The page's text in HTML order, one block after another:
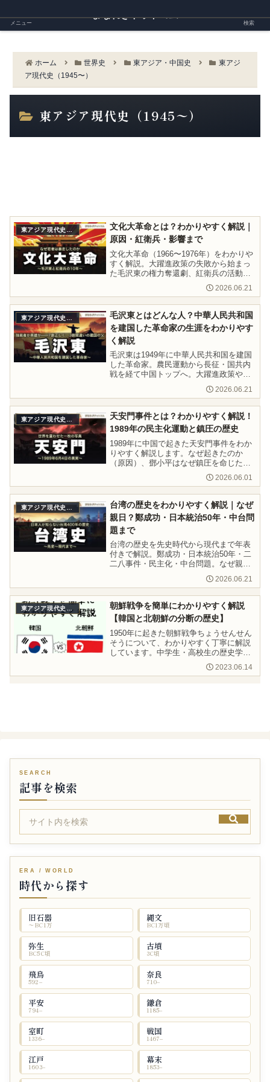
ホーム 世界史 東アジア・中国史
東アジ
ア現代史（1945〜）
東アジア現代史（1945〜）
文化大革命とは？わかりやすく解説｜
原因・紅衛兵・影響まで
文化大革命（1966〜1976年）をわかりや
すく解説。大躍進政策の失敗から始まっ
た毛沢東の権力奪還劇、紅衛兵の活動、
四人組の逮捕まで、高校世界史で出るポ
イントを押さえて解説します。2026.06.21
毛沢東とはどんな人？中華人民共和国
を建国した革命家の生涯をわかりやす
く解説
毛沢東は1949年に中華人民共和国を建国
した革命家。農民運動から長征・国共内
戦を経て中国トップへ。大躍進政策や文
化大革命の実態と「功績7割・過ち3割」
という複雑な評価をわかりやすく解説し
2026.06.21
天安門事件とは？わかりやすく解説！
1989年の民主化運動と鎮圧の歴史
1989年に中国で起きた天安門事件をわか
りやすく解説します。なぜ起きたのか
（原因）、鄧小平はなぜ鎮圧を命じたの
か、死者数の真相、タンクマンの物語ま
で、高校世界史・共通テスト対応で丁寧
2026.06.01
台湾の歴史をわかりやすく解説｜なぜ
親日？鄭成功・日本統治50年・中台問
題まで
台湾の歴史を先史時代から現代まで年表
付きで解説。鄭成功・日本統治50年・二
二八事件・民主化・中台問題。なぜ親日
なのかも詳しく説明します。
2026.06.21
東アジア現代史（1945〜）
朝鮮戦争を簡単にわかりやすく解説
【韓国と北朝鮮の分断の歴史】
1950年に起きた朝鮮戦争ちょうせんせん
そうについて、わかりやすく丁寧に解説
しています。中学生・高校生の歴史学習
2023.06.14
記事を検索
時代から探す
旧石器
〜BC1万
縄文
BC1万頃
弥生
BC5C頃
古墳
3C頃
飛鳥
592–
奈良
710–
平安
794–
鎌倉
1185–
室町
1336–
戦国
1467–
江戸
1603–
幕末
1853–
メニュー 検索